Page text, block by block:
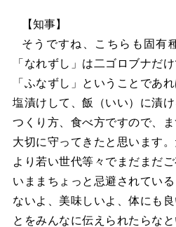
【知事】
そうですね、こちらも固有
「なれずし」は二ゴロブナだ
「ふなずし」ということであ
塩漬けして、飯（いい）に漬
つくり方、食べ方ですので、
大切に守ってきたと思います
より若い世代等々でまだまだ
いままちょっと忌避されてい
ないよ、美味しいよ、体にも
とをみんなに伝えられたらな